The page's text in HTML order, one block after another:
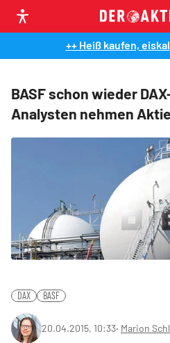
++ Heiß kaufen,
BASF schon wieder
Analysten nehmen
DAX BASF
20.04.2015, 10:33‧ Marion